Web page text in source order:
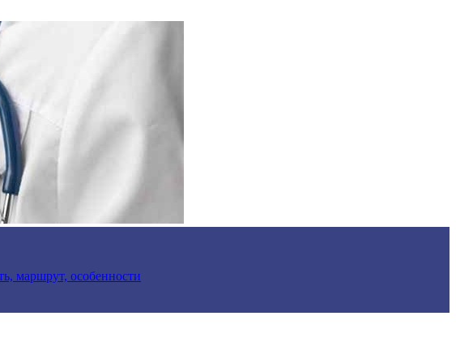
маршрут, особенности